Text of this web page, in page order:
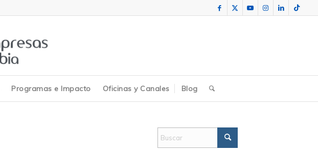
Programas e Impacto Oficinas y Canales Blog